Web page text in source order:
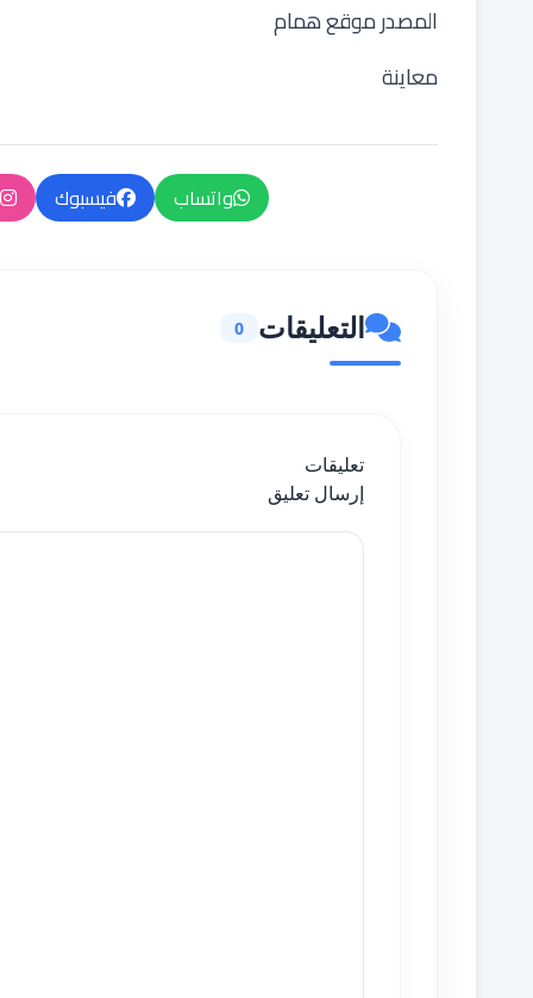
المصدر موقع همام
معاينة
واتساب فيسبوك
التعليقات 0
تعليقات
إرسال تعليق